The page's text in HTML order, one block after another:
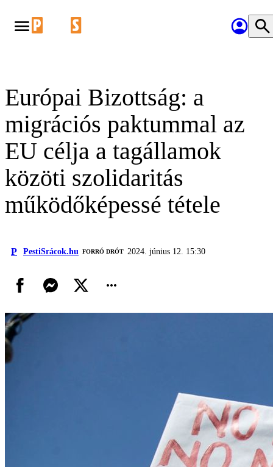
Európai Bizottság: a
migrációs paktummal az
EU célja a tagállamok
közöti szolidaritás
működőképessé tétele
P PestiSrácok.hu FORRÓ DRÓT 2024. június 12. 15:30